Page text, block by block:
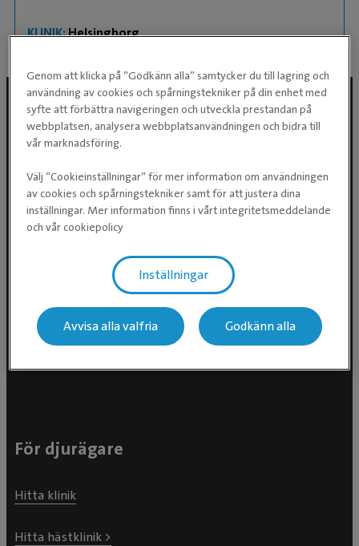
KLINIK:Helsingborg
Följ oss i sociala medier
Evidensia Djursjukvård AB
Östhammarsgatan 74
115 28 Stockholm
För djurägare
Hitta klinik
Hitta hästklinik >
Genom att klicka på ”Godkänn alla” samtycker du till lagring och
användning av cookies och spårningstekniker på din enhet med
syfte att förbättra navigeringen och utveckla prestandan på
webbplatsen, analysera webbplatsanvändningen och bidra till
vår marknadsföring.
Välj ”Cookieinställningar” för mer information om användningen
av cookies och spårningstekniker samt för att justera dina
inställningar. Mer information finns i vårt integritetsmeddelande
och vår cookiepolicy
Inställningar
Avvisa alla valfria Godkänn alla